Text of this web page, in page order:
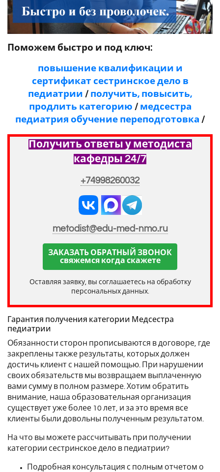
Поможем быстро и под ключ:
повышение квалификации и
сертификат сестринское дело в
педиатрии / получить, повысить,
продлить категорию / медсестра
педиатрия обучение переподготовка /
Получить ответы у методиста
кафедры 24/7
+74998260032
metodist@edu-med-nmo.ru
ЗАКАЗАТЬ ОБРАТНЫЙ ЗВОНОК
свяжемся когда скажете
Оставляя заявку, вы соглашаетесь на обработку
персональных данных.
Гарантия получения категории Медсестра
педиатрии
Обязанности сторон прописываются в договоре, где
закреплены также результаты, которых должен
достичь клиент с нашей помощью. При нарушении
своих обязательств мы возвращаем выплаченную
вами сумму в полном размере. Хотим обратить
внимание, наша образовательная организация
существует уже более 10 лет, и за это время все
клиенты были довольны полученным результатом.
На что вы можете рассчитывать при получении
категории сестринское дело в педиатрии?
Подробная консультация с полным отчетом о